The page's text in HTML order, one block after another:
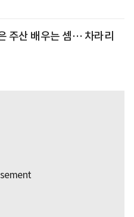
주산 배우는 셈… 차라리